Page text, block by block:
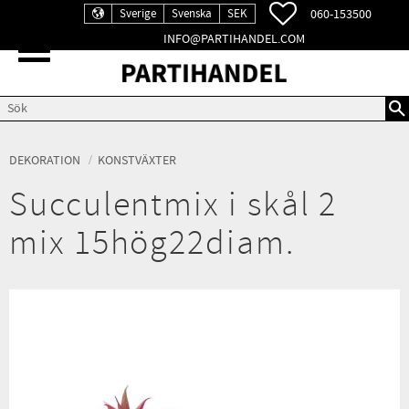
Sverige Svenska SEK FAVORITER
060-153500
INFO@PARTIHANDEL.COM
DEKORATION KONSTVÄXTER
Succulentmix i skål 2
mix 15hög22diam.